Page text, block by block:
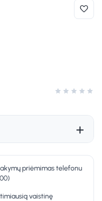
Įvertinimas 0
priėmimas telefonu
vaistinę